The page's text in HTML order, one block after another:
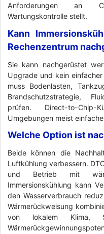
Anforderungen an
Wartungskontrolle stellt.
Kann
Rechenzentrum
Sie kann nachgerüstet
Upgrade und kein
muss Bodenlasten,
Brandschutzstrategie,
prüfen. Direct-to-
Umgebungen meist
Welche Option ist
Beide können die
Luftkühlung verbessern.
und Betrieb mit
Immersionskühlung kann
den Wasserverbrauch
Wärmerückweisung
von lokalem Klima,